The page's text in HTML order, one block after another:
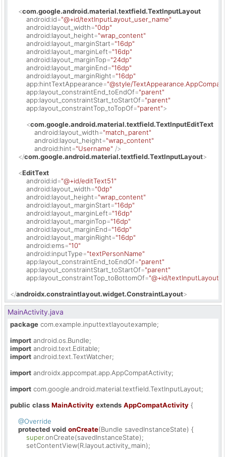
<com.google.android.material.textfield.TextInputLayout
android:id="@+id/textInputLayout_user_name"
android:layout_width="0dp"
android:layout_height="wrap_content"
android:layout_marginStart="16dp"
android:layout_marginLeft="16dp"
android:layout_marginTop="24dp"
android:layout_marginEnd="16dp"
android:layout_marginRight="16dp"
app:hintTextAppearance="@style/
app:layout_constraintEnd_toEndOf="parent"
app:layout_constraintStart_toStartOf="parent"
app:layout_constraintTop_toTopOf="parent">
<com.google.android.material.textfield.TextInputEditText
android:layout_width="match_parent"
android:layout_height="wrap_content"
android:hint="Username" />
</com.google.android.material.textfield.TextInputLayout>
<EditText
android:id="@+id/editText51"
android:layout_width="0dp"
android:layout_height="wrap_content"
android:layout_marginStart="16dp"
android:layout_marginLeft="16dp"
android:layout_marginTop="16dp"
android:layout_marginEnd="16dp"
android:layout_marginRight="16dp"
android:ems="10"
android:inputType="textPersonName"
app:layout_constraintEnd_toEndOf="parent"
app:layout_constraintStart_toStartOf="parent"
app:layout_constraintTop_toBottomOf="@+id/
</androidx.constraintlayout.widget.ConstraintLayout>
MainActivity.java
package com.example.inputtextlayoutexample;
import
import
import android.text.TextWatcher;
import androidx.appcompat.app.AppCompatActivity;
import com.google.android.material.textfield.TextInputLayout;
public class MainActivity extends AppCompatActivity {
@Override
protected void onCreate(Bundle savedInstanceState) {
super.onCreate(savedInstanceState);
        setContentView(R.layout.activity_main);